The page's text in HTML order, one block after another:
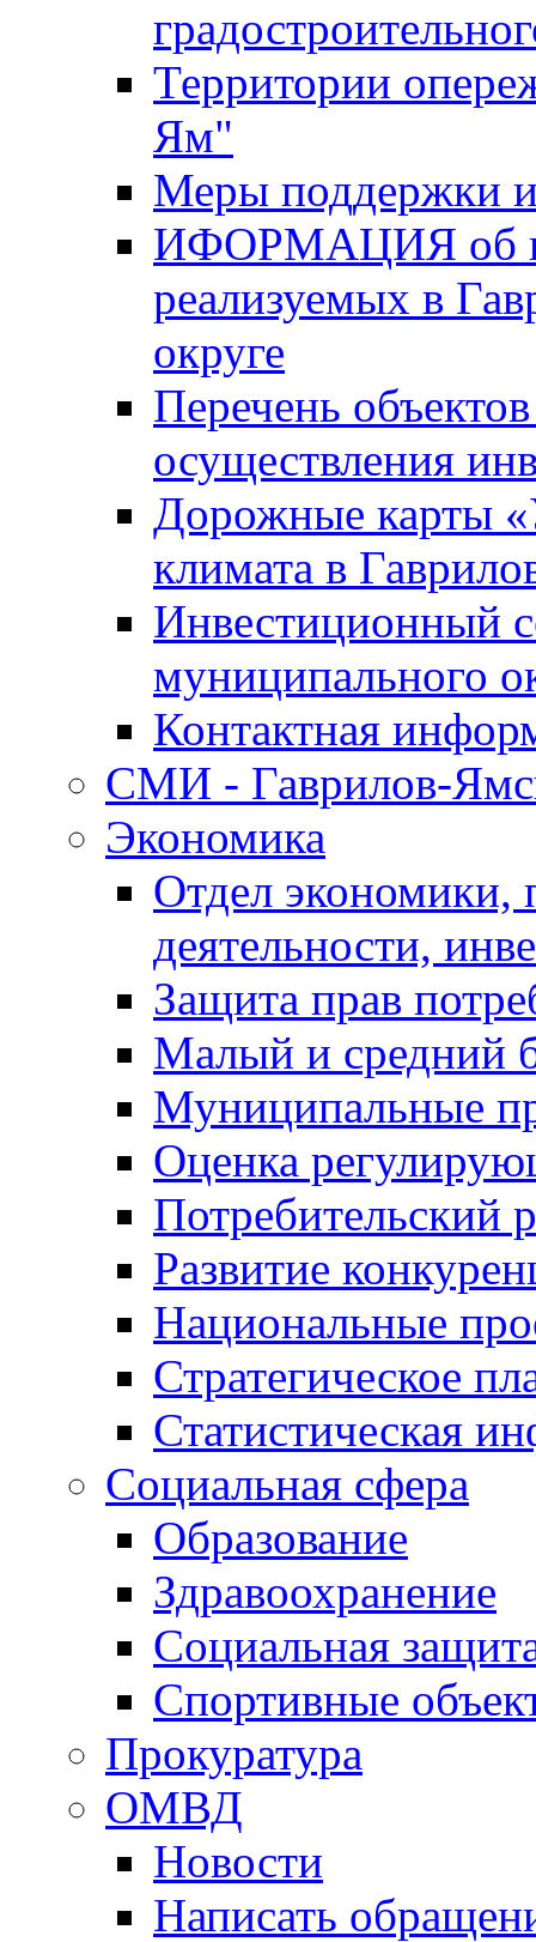
Территории
Ям"
Меры поддержки
ИФОРМАЦИЯ об
реализуемых в
округе
Перечень
осуществления
Дорожные карты
климата в
Инвестиционный
муниципального
Контактная
СМИ - Гаврилов-
Экономика
Отдел экономики,
деятельности,
Защита прав
Малый и средний
Муниципальные
Оценка
Потребительский
Развитие
Национальные
Стратегическое
Статистическая
Социальная сфера
Образование
Здравоохранение
Социальная
Спортивные
Прокуратура
ОМВД
Новости
Написать